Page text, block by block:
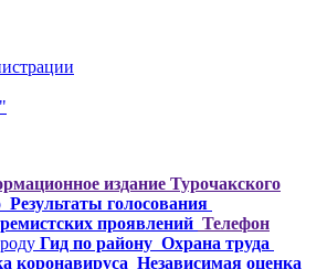
издание Турочакского
Результаты голосования
проявлений Телефон
Гид по району Охрана труда
коронавируса Независимая оценка